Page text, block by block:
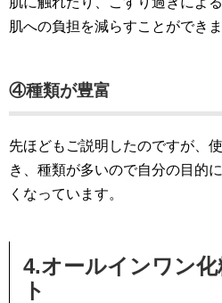
肌への負担を減らすことができま
④種類が豊富
先ほどもご説明したのですが、
き、種類が多いので自分の目的
くなっています。
4.オールインワン
ト